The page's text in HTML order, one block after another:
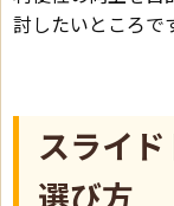
討したいところで
スライ
選び方